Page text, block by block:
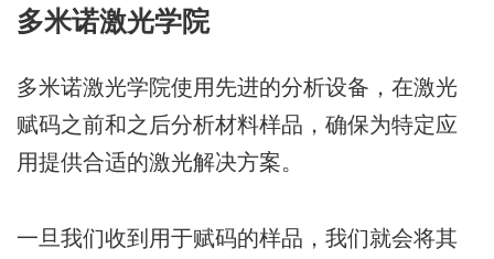
多米诺激光学院
多米诺激光学院使用先进的分析设备，在激光
赋码之前和之后分析材料样品，确保为特定应
用提供合适的激光解决方案。
一旦我们收到用于赋码的样品，我们就会将其